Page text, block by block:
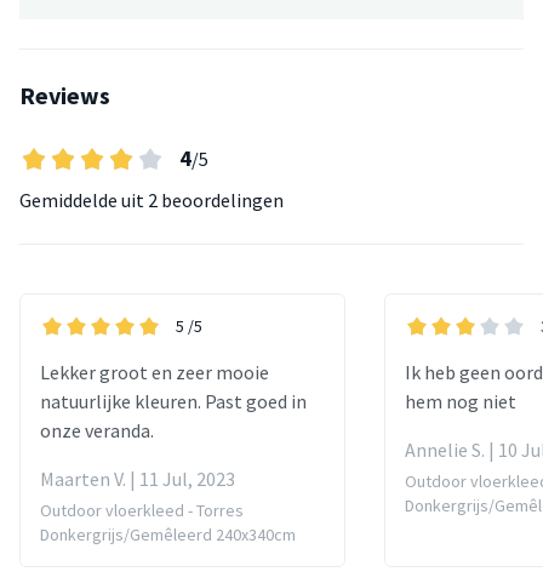
Reviews
4/5
Gemiddelde uit 2 beoordelingen
5 /5
Lekker groot en zeer mooie
natuurlijke kleuren. Past goed in
onze veranda.
Maarten V. | 11 Jul, 2023
Outdoor vloerkleed - Torres
Donkergrijs/Gemêleerd 240x340cm
Ik heb geen
hem nog niet
Annelie S. | 10
Outdoor
Donkergrijs/